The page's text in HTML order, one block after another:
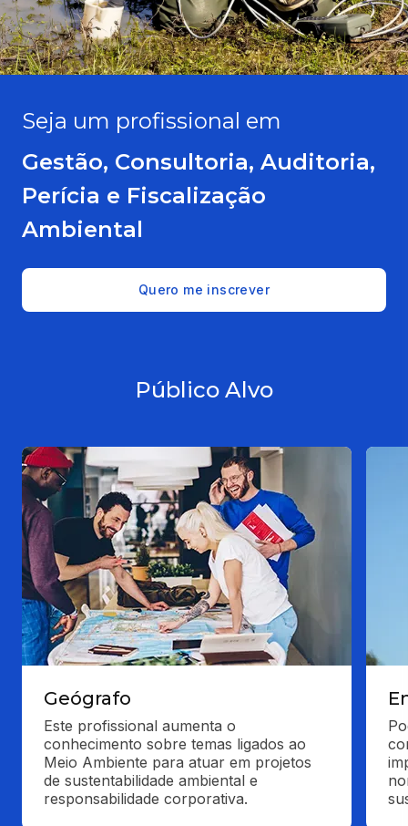
Seja um profissional em
Gestão, Consultoria, Auditoria,
Perícia e Fiscalização
Ambiental
Quero me inscrever
Público Alvo
Geógrafo
Este profissional aumenta o
conhecimento sobre temas ligados ao
Meio Ambiente para atuar em projetos
de sustentabilidade ambiental e
responsabilidade corporativa.